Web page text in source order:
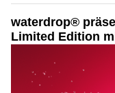
waterdrop®
Limited Edition